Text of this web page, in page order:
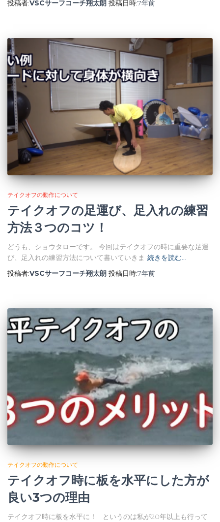
投稿者:VSCサーフコーチ翔太朗 投稿日時:7年前
テイクオフの動作について
テイクオフの足運び、足入れの練習
方法３つのコツ！
どうも、ショウタローです。 今回はテイクオフの時に重要な足運
び、足入れの練習方法について書いていきま 続きを読む…
投稿者:VSCサーフコーチ翔太朗 投稿日時:7年前
テイクオフの動作について
テイクオフ時に板を水平にした方が
良い3つの理由
テイクオフ時に板を水平に！ というのは私が20年以上も行って